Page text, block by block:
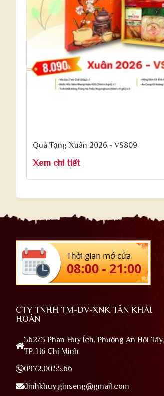
Quà Tặng Xuân 2026 - VS809
Xem chi tiết
CTY TNHH TM-DV-XNK TÂN KHẢI
HOÀN
362/3 Phan Huy Ích, Phường An Hội Tây,
TP. Hồ Chí Minh
0972.00.55.66
dinhkhuy.ginseng@gmail.com